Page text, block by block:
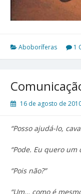
Aboboríferas 1
16 de agosto de
“Posso ajudá-lo,
“Pode. Eu quero
“Pois não?”
“Um… como é